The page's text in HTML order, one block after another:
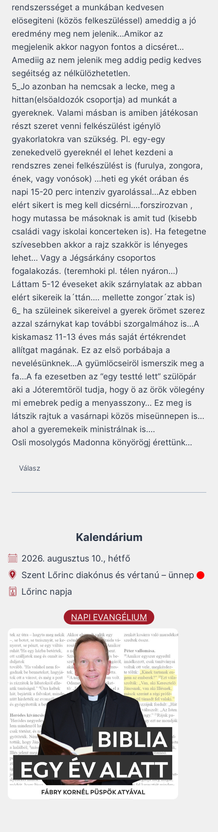
rendszersséget a munkában kedvesen
elösegiteni (közös felkeszüléssel) ameddig a jó
eredmény meg nem jelenik…Amikor az
megjelenik akkor nagyon fontos a dicséret…
Amediig az nem jelenik meg addig pedig kedves
segéitség az nélkülözhetetlen.
5_Jo azonban ha nemcsak a lecke, meg a
hittan(elsöaldozók csoportja) ad munkát a
gyereknek. Valami másban is amiben játékosan
részt szeret venni felkészülést igénylö
gyakorlatokra van szükség. Pl. egy-egy
zenekedvelö gyereknél el lehet kezdeni a
rendszres zenei felkészülést is (furulya, zongora,
ének, vagy vonósok) …heti eg ykét orában és
napi 15-20 perc intenziv gyarolással…Az ebben
elért sikert is meg kell dicsérni….forszirozvan ,
hogy mutassa be másoknak is amit tud (kisebb
családi vagy iskolai koncerteken is). Ha fetegetne
szívesebben akkor a rajz szakkör is lényeges
lehet… Vagy a Jégsárkány csoportos
fogalakozás. (teremhoki pl. télen nyáron…)
Láttam 5-12 éveseket akik szárnylatak az abban
elért sikereik la´ttán…. mellette zongor´ztak is)
6_ ha szüleinek sikereivel a gyerek örömet szerez
azzal szárnykat kap további szorgalmához is…A
kiskamasz 11-13 éves más saját értékrendet
allítgat magának. Ez az elsö porbábaja a
nevelésünknek…A gyümlöcseiröl ismerszik meg a
fa…A fa ezesetben az “egy testté lett” szülöpár
aki a Jóteremtöröl tudja, hogy ö az örök völegény
mi emebrek pedig a menyasszony… Ez meg is
látszik rajtuk a vasárnapi közös miseünnepen is…
ahol a gyeremekeik ministrálnak is….
Osli mosolygós Madonna könyörögj érettünk…
Válasz
Kalendárium
2026. augusztus 10., hétfő
Szent Lőrinc diakónus és vértanú – ünnep
Lőrinc napja
NAPI EVANGÉLIUM